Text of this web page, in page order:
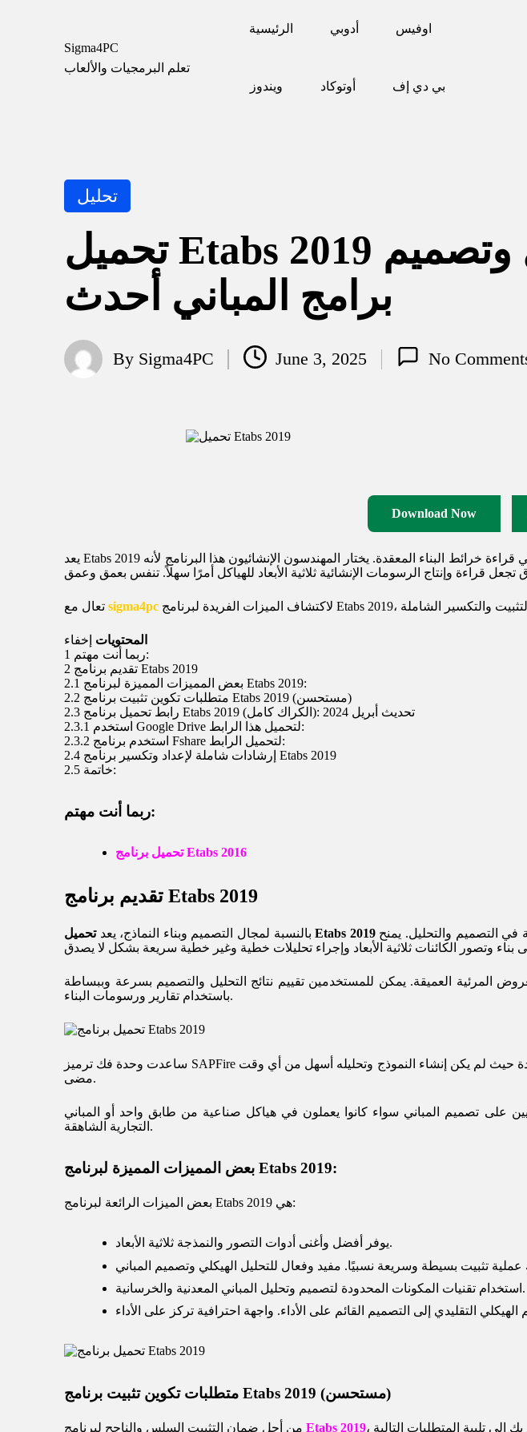
Sigma4PC
تعلم البرمجيات والألعاب
الرئيسية أدوبي اوفيس
ويندوز أوتوكاد بي دي إف
Posted
in
تحليل
تحميل Etabs 2019 كامل بالكراك تحليل وتصميم
برامج المباني أحدث
Posted
By Sigma4PC June 3, 2025 No
Download Now
يعد Etabs 2019 هو الخيار الأفضل إذا كنت جديدًا في مجال هندسة التصميم الإنشائي أو لديك خبرة في قراءة خرائط البناء المعقدة. يختار المهندسون الإنشائيون هذا البرنامج لأنه
sigma4pc
المحتويات إخفاء
1
ربما أنت مهتم:
2
تقديم برنامج Etabs 2019
2.1
بعض المميزات المميزة لبرنامج Etabs 2019:
2.2
متطلبات تكوين تثبيت برنامج Etabs 2019 (مستحسن)
2.3
رابط تحميل برنامج Etabs 2019 (الكراك كامل): تحديث أبريل 2024
2.3.1
استخدم Google Drive لتحميل هذا الرابط:
2.3.2
استخدم برنامج Fshare لتحميل الرابط:
2.4
إرشادات شاملة لإعداد وتكسير برنامج Etabs 2019
2.5
خاتمة:
ربما أنت مهتم:
تحميل برنامج Etabs 2016
تقديم برنامج Etabs 2019
بالنسبة لمجال التصميم وبناء النماذج، يعد تحميل Etabs 2019تطبيقًا قويًا للتصميم الهيكلي يتطلب توظيف قدرات قوية في التصميم والتحليل. يمنح Etabs المستخدمين القدرة
المرئية العميقة. يمكن للمستخدمين تقييم نتائج التحليل والتصميم بسرعة وببساطة
باستخدام تقارير ورسومات البناء.
ساعدت وحدة فك ترميز SAPFire الحديثة ذات 64 بت مهندسي البرمجيات الهندسية عند تحليل النماذج الكبيرة والمعقدة حيث لم يكن إنشاء النموذج وتحليله أسهل من أي وقت
مضى.
على تصميم المباني سواء كانوا يعملون في هياكل صناعية من طابق واحد أو المباني
التجارية الشاهقة.
بعض المميزات المميزة لبرنامج Etabs 2019:
بعض الميزات الرائعة لبرنامج Etabs 2019 هي:
يوفر أفضل وأغنى أدوات التصور والنمذجة ثلاثية الأبعاد.
استخدام تقنيات المكونات المحدودة لتصميم وتحليل المباني المعدنية والخرسانية.
متطلبات تكوين تثبيت برنامج Etabs 2019 (مستحسن)
Etabs 2019